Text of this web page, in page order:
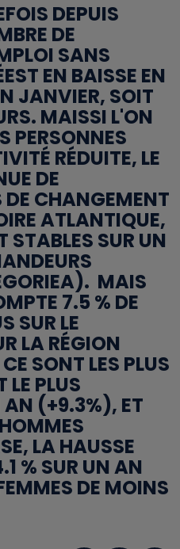
DEPUIS
DE
SANS
EN BAISSE EN
JANVIER, SOIT
MAISSI L'ON
PERSONNES
RÉDUITE, LE
DE
DE CHANGEMENT
ATLANTIQUE,
STABLES SUR UN
MAIS
7.5 % DE
SUR LE
LA RÉGION
SONT LES PLUS
PLUS
AN (+9.3%), ET
LA HAUSSE
% SUR UN AN
DE MOINS